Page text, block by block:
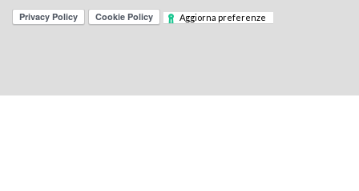
Aggiorna preferenze